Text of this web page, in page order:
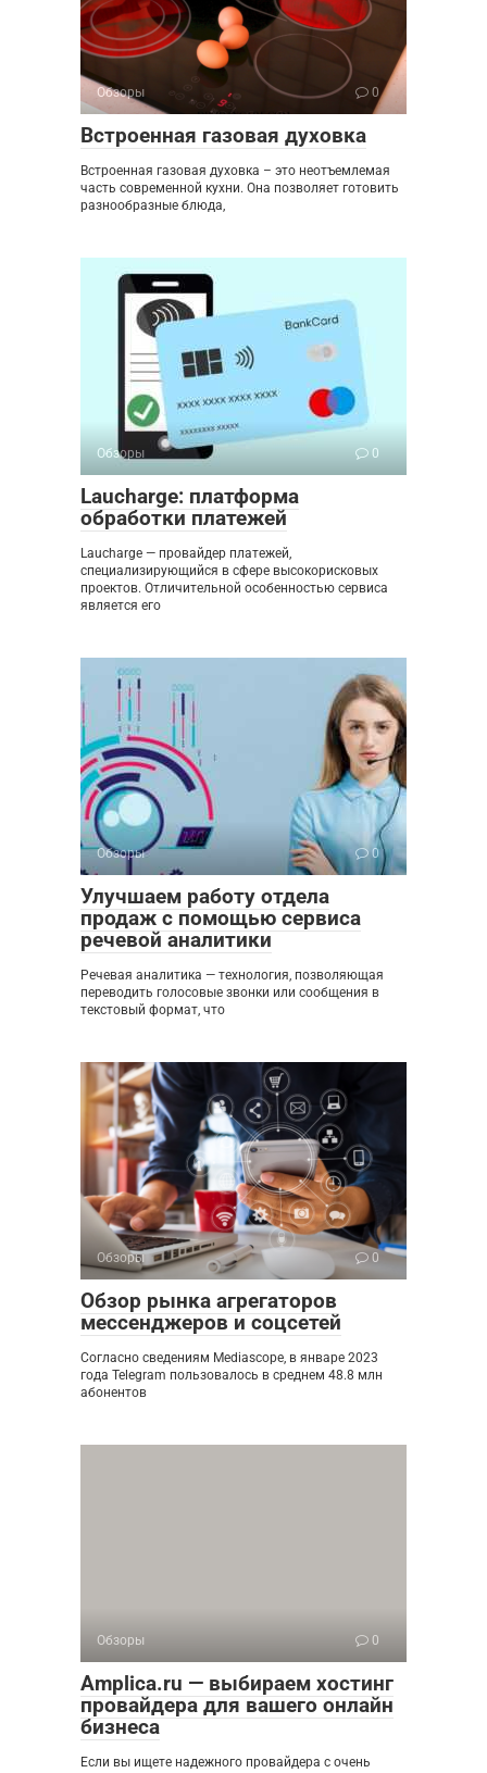
Обзоры 0
Встроенная газовая духовка
Встроенная газовая духовка – это неотъемлемая
часть современной кухни. Она позволяет готовить
разнообразные блюда,
Обзоры 0
Laucharge: платформа
обработки платежей
Laucharge — провайдер платежей,
специализирующийся в сфере высокорисковых
проектов. Отличительной особенностью сервиса
является его
Обзоры 0
Улучшаем работу отдела
продаж с помощью сервиса
речевой аналитики
Речевая аналитика — технология, позволяющая
переводить голосовые звонки или сообщения в
текстовый формат, что
Обзоры 0
Обзор рынка агрегаторов
мессенджеров и соцсетей
Согласно сведениям Mediascope, в январе 2023
года Telegram пользовалось в среднем 48.8 млн
абонентов
Обзоры 0
Amplica.ru — выбираем хостинг
провайдера для вашего онлайн
бизнеса
Если вы ищете надежного провайдера с очень